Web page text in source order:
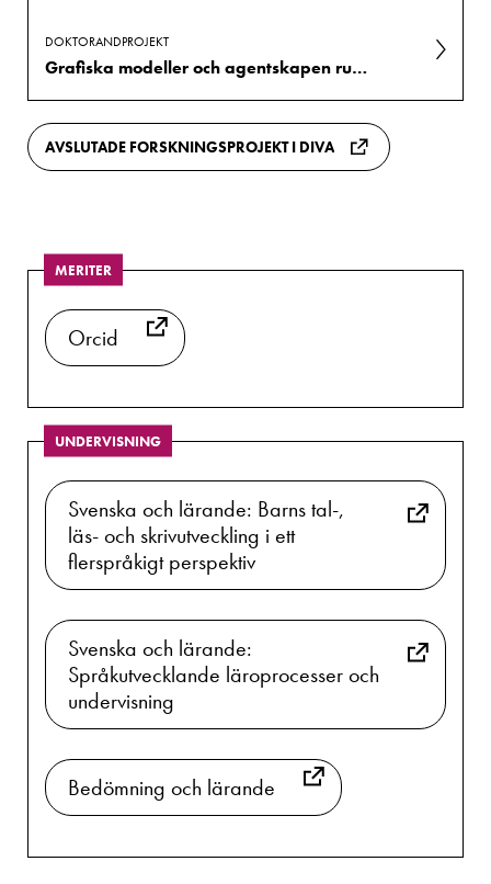
DOKTORANDPROJEKT
Grafiska modeller och agentskapen runt dem: Att designa och re-designa narrativ text i grundskolans tidigaste år
AVSLUTADE FORSKNINGSPROJEKT I DIVA
MERITER
Orcid
UNDERVISNING
Svenska och lärande: Barns tal-,
läs- och skrivutveckling i ett
flerspråkigt perspektiv
Svenska och lärande:
Språkutvecklande läroprocesser och
undervisning
Bedömning och lärande